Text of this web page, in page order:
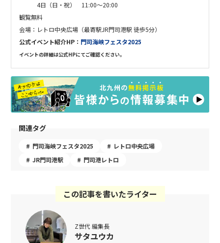
4日（日・祝） 11:00〜20:00
観覧無料
会場： レトロ中央広場（最寄駅JR門司港駅 徒歩5分）
公式イベント紹介HP： 門司海峡フェスタ2025
イベントの詳細は公式HPにてご確認ください。
関連タグ
門司海峡フェスタ2025
レトロ中央広場
JR門司港駅
門司港レトロ
この記事を書いたライター
Z世代 編集長
サタユウカ